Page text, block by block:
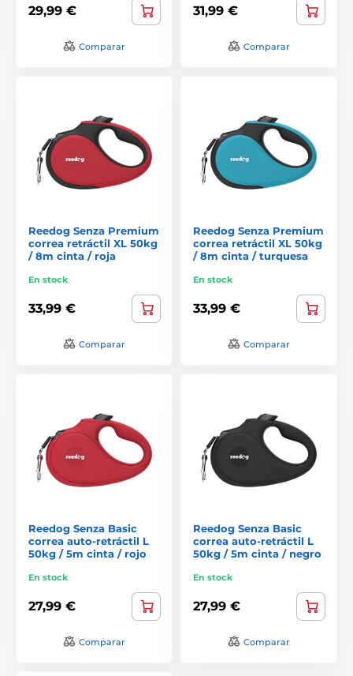
29,99 €
Comparar
31,99 €
Comparar
Reedog Senza Premium
correa retráctil XL 50kg
/ 8m cinta / roja
En stock
33,99 €
Comparar
Reedog Senza Premium
correa retráctil XL 50kg
/ 8m cinta / turquesa
En stock
33,99 €
Comparar
Reedog Senza Basic
correa auto-retráctil L
50kg / 5m cinta / rojo
En stock
27,99 €
Comparar
Reedog Senza Basic
correa auto-retráctil L
50kg / 5m cinta / negro
En stock
27,99 €
Comparar